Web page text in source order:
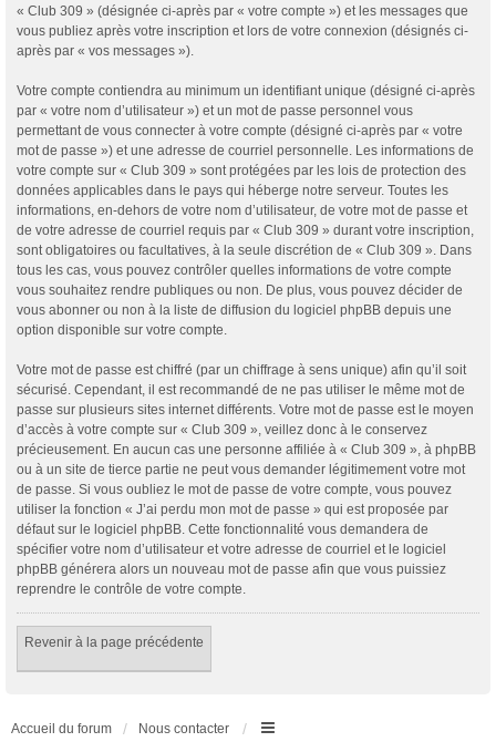
« Club 309 » (désignée ci-après par « votre compte ») et les messages que
vous publiez après votre inscription et lors de votre connexion (désignés ci-
après par « vos messages »).
Votre compte contiendra au minimum un identifiant unique (désigné ci-après
par « votre nom d’utilisateur ») et un mot de passe personnel vous
permettant de vous connecter à votre compte (désigné ci-après par « votre
mot de passe ») et une adresse de courriel personnelle. Les informations de
votre compte sur « Club 309 » sont protégées par les lois de protection des
données applicables dans le pays qui héberge notre serveur. Toutes les
informations, en-dehors de votre nom d’utilisateur, de votre mot de passe et
de votre adresse de courriel requis par « Club 309 » durant votre inscription,
sont obligatoires ou facultatives, à la seule discrétion de « Club 309 ». Dans
tous les cas, vous pouvez contrôler quelles informations de votre compte
vous souhaitez rendre publiques ou non. De plus, vous pouvez décider de
vous abonner ou non à la liste de diffusion du logiciel phpBB depuis une
option disponible sur votre compte.
Votre mot de passe est chiffré (par un chiffrage à sens unique) afin qu’il soit
sécurisé. Cependant, il est recommandé de ne pas utiliser le même mot de
passe sur plusieurs sites internet différents. Votre mot de passe est le moyen
d’accès à votre compte sur « Club 309 », veillez donc à le conservez
précieusement. En aucun cas une personne affiliée à « Club 309 », à phpBB
ou à un site de tierce partie ne peut vous demander légitimement votre mot
de passe. Si vous oubliez le mot de passe de votre compte, vous pouvez
utiliser la fonction « J’ai perdu mon mot de passe » qui est proposée par
défaut sur le logiciel phpBB. Cette fonctionnalité vous demandera de
spécifier votre nom d’utilisateur et votre adresse de courriel et le logiciel
phpBB générera alors un nouveau mot de passe afin que vous puissiez
reprendre le contrôle de votre compte.
Revenir à la page précédente
Accueil du forum Nous contacter